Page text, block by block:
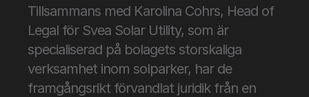
Tillsammans med Karolina Cohrs, Head of
Legal för Svea Solar Utility, som är
specialiserad på bolagets storskaliga
verksamhet inom solparker, har de
framgångsrikt förvandlat juridik från en